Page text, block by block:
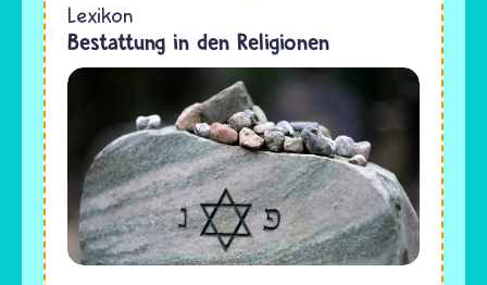
Lexikon
Bestattung in den Religionen